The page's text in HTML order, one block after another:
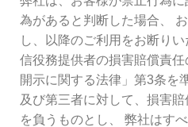
為があると判断した場合、
し、以降のご利用をお断り
信役務提供者の損害賠償責
開示に関する法律」第3条を
及び第三者に対して、損害
を負うものとし、 弊社はす